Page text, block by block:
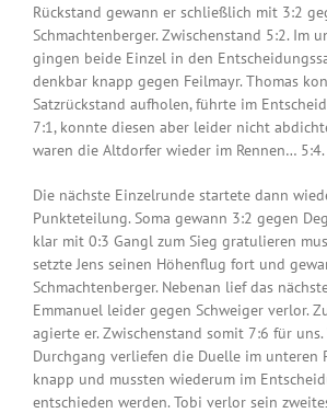
Rückstand gewann er schließlich mit 3:2
Schmachtenberger. Zwischenstand 5:2. Im
gingen beide Einzel in den
denkbar knapp gegen Feilmayr. Thomas
Satzrückstand aufholen, führte im
7:1, konnte diesen aber leider nicht
waren die Altdorfer wieder im Rennen… 5:4.
Die nächste Einzelrunde startete dann
Punkteteilung. Soma gewann 3:2 gegen
klar mit 0:3 Gangl zum Sieg gratulieren
setzte Jens seinen Höhenflug fort und
Schmachtenberger. Nebenan lief das
Emmanuel leider gegen Schweiger verlor.
agierte er. Zwischenstand somit 7:6 für
Durchgang verliefen die Duelle im unteren
knapp und mussten wiederum im
entschieden werden. Tobi verlor sein